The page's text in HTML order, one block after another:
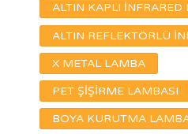
ALTIN KAPLI İNFRARED
ALTIN REFLEKTÖRLÜ
X METAL LAMBA
PET ŞİŞİRME LAMBASI
BOYA KURUTMA